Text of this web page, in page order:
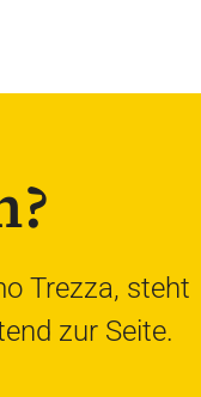
Trezza, steht
zur Seite.